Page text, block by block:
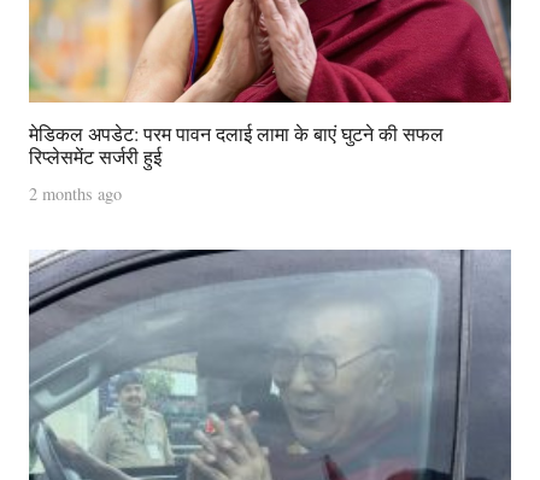
मेडिकल अपडेट: परम पावन दलाई लामा के बाएं घुटने की सफल
रिप्लेसमेंट सर्जरी हुई
2 months ago